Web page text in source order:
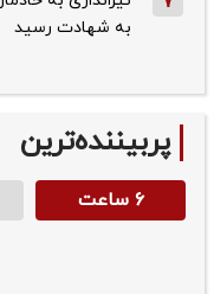
به شهادت رسید
پربیننده‌ترین
۶ ساعت